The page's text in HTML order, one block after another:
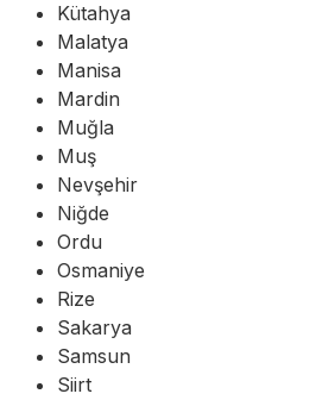
Kütahya
Malatya
Manisa
Mardin
Muğla
Muş
Nevşehir
Niğde
Ordu
Osmaniye
Rize
Sakarya
Samsun
Siirt